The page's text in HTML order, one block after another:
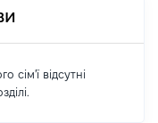
сім'ї відсутні